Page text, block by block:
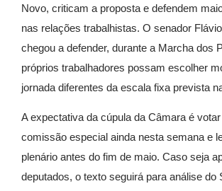
Novo, criticam a proposta e defendem
nas relações trabalhistas. O senador
chegou a defender, durante a Marcha dos
próprios trabalhadores possam escolher
jornada diferentes da escala fixa prevista
A expectativa da cúpula da Câmara é
comissão especial ainda nesta semana e
plenário antes do fim de maio. Caso seja
deputados, o texto seguirá para análise do